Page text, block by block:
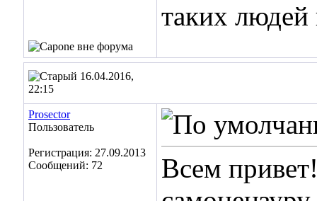
таких людей
16.04.2016,
22:15
Prosector
Пользователь
Регистрация: 27.09.2013
Сообщений: 72
Всем